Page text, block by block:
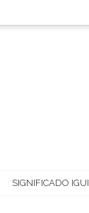
SIGNIFICADO IGUI